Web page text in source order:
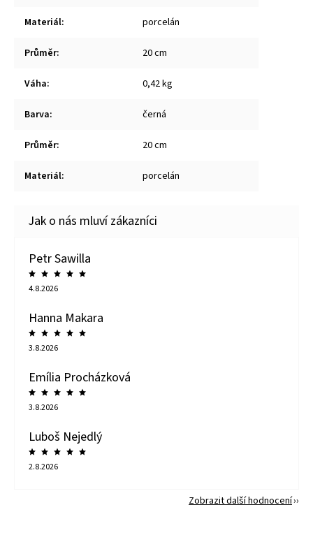
Materiál: porcelán
Průměr: 20 cm
Váha: 0,42 kg
Barva: černá
Průměr: 20 cm
Materiál: porcelán
Petr Sawilla
4.8.2026
Hanna Makara
3.8.2026
Emília Procházková
3.8.2026
Luboš Nejedlý
2.8.2026
Zobrazit další hodnocení